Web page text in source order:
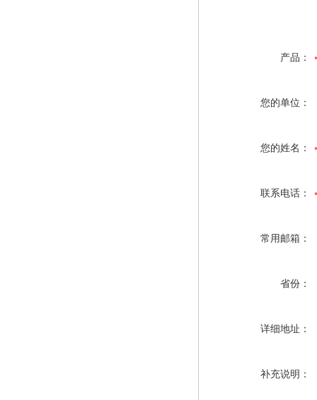
产品：
您的单位：
您的姓名：
联系电话：
常用邮箱：
省份：
详细地址：
补充说明：